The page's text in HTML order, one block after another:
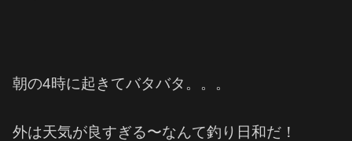
朝の4時に起きてバタバタ。。。
外は天気が良すぎる〜なんて釣り日和だ！